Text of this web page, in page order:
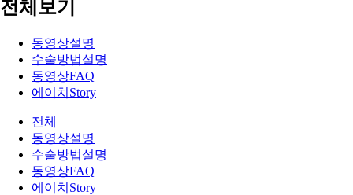
전체보기
동영상설명
수술방법설명
동영상FAQ
에이치Story
전체
동영상설명
수술방법설명
동영상FAQ
에이치Story